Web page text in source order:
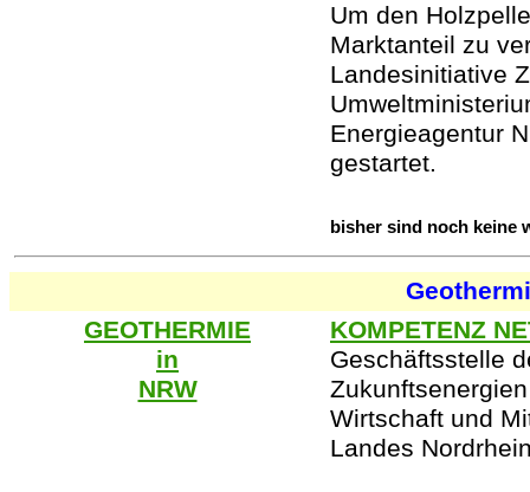
Um den
Marktanteil zu
Landesinitiative
Energieagentur
gestartet.
bisher sind noch keine
GEOTHERMIE
in
NRW
KOMPETENZ
Geschäftsstelle
Wirtschaft und
Landes